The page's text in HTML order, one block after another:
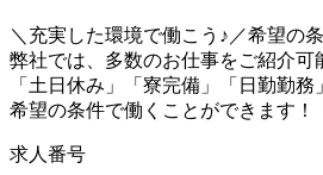
＼充実した環境で働こう♪／希望の
弊社では、多数のお仕事をご紹介
「土日休み」「寮完備」「日勤勤務
希望の条件で働くことができます！
求人番号